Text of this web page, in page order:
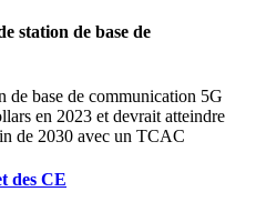
station de base de
de base de communication 5G
en 2023 et devrait atteindre
de 2030 avec un TCAC
des CE